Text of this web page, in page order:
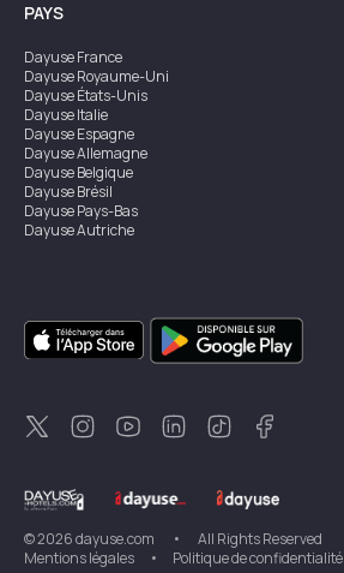
PAYS
DayuseFrance
DayuseRoyaume-Uni
DayuseÉtats-Unis
DayuseItalie
DayuseEspagne
DayuseAllemagne
DayuseBelgique
DayuseBrésil
DayusePays-Bas
DayuseAutriche
DayuseSingapour
DayuseSuède
DayuseThaïlande
DayuseNouvelle-Zélande
DayuseTurquie
©2026dayuse.com •
All Rights Reserved
Mentions légales
• Politique de confidentialité